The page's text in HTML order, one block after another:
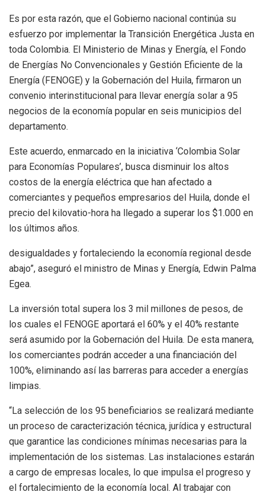
Es por esta razón, que el Gobierno nacional continúa su
esfuerzo por implementar la Transición Energética Justa en
toda Colombia. El Ministerio de Minas y Energía, el Fondo
de Energías No Convencionales y Gestión Eficiente de la
Energía (FENOGE) y la Gobernación del Huila, firmaron un
convenio interinstitucional para llevar energía solar a 95
negocios de la economía popular en seis municipios del
departamento.
Este acuerdo, enmarcado en la iniciativa ‘Colombia Solar
para Economías Populares’, busca disminuir los altos
costos de la energía eléctrica que han afectado a
comerciantes y pequeños empresarios del Huila, donde el
precio del kilovatio-hora ha llegado a superar los $1.000 en
los últimos años.
desigualdades y fortaleciendo la economía regional desde
abajo”, aseguró el ministro de Minas y Energía, Edwin Palma
Egea.
La inversión total supera los 3 mil millones de pesos, de
los cuales el FENOGE aportará el 60% y el 40% restante
será asumido por la Gobernación del Huila. De esta manera,
los comerciantes podrán acceder a una financiación del
100%, eliminando así las barreras para acceder a energías
limpias.
“La selección de los 95 beneficiarios se realizará mediante
un proceso de caracterización técnica, jurídica y estructural
que garantice las condiciones mínimas necesarias para la
implementación de los sistemas. Las instalaciones estarán
a cargo de empresas locales, lo que impulsa el progreso y
el fortalecimiento de la economía local. Al trabajar con